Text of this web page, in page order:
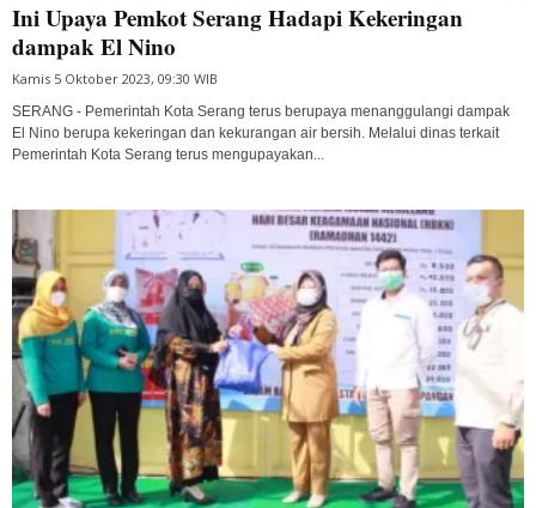
Ini Upaya Pemkot Serang Hadapi Kekeringan
dampak El Nino
Kamis 5 Oktober 2023, 09:30 WIB
SERANG - Pemerintah Kota Serang terus berupaya menanggulangi dampak
El Nino berupa kekeringan dan kekurangan air bersih. Melalui dinas terkait
Pemerintah Kota Serang terus mengupayakan...